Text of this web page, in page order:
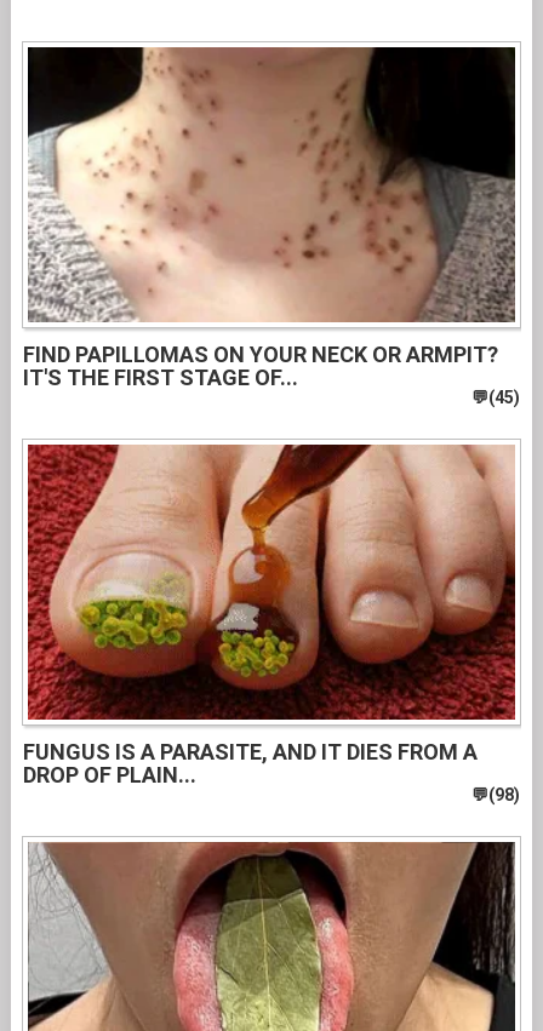
FIND PAPILLOMAS ON YOUR NECK OR ARMPIT?
IT'S THE FIRST STAGE OF...
FUNGUS IS A PARASITE, AND IT DIES FROM A
DROP OF PLAIN...